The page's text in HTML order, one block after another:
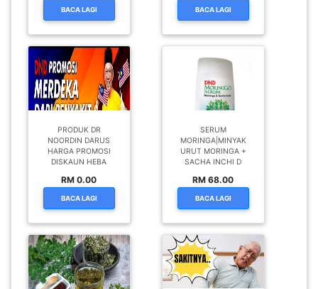
BACA LAGI BACA LAGI
PRODUK DR
NOORDIN DARUS
HARGA PROMOSI
DISKAUN HEBA
RM 0.00
BACA LAGI
SERUM
MORINGA|MINYAK
URUT MORINGA +
SACHA INCHI D
RM 68.00
BACA LAGI